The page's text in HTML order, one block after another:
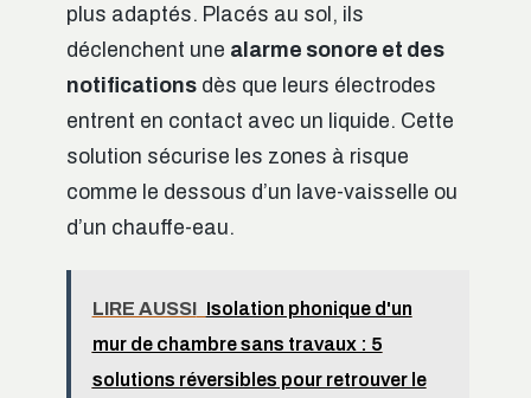
plus adaptés. Placés au sol, ils
déclenchent une alarme sonore et des
notifications dès que leurs électrodes
entrent en contact avec un liquide. Cette
solution sécurise les zones à risque
comme le dessous d’un lave-vaisselle ou
d’un chauffe-eau.
LIRE AUSSI Isolation phonique d'un
mur de chambre sans travaux : 5
solutions réversibles pour retrouver le